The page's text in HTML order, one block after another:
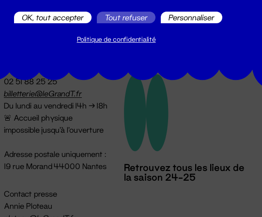
02 51 88 25 25
billetterie@leGrandT.fr
Du lundi au vendredi 14h → 18h
🚨 Accueil physique
impossible jusqu'à l'ouverture
Adresse postale uniquement :
19 rue Morand 44000 Nantes
Contact presse
Annie Ploteau
Retrouvez tous les lieux de
la saison 24-25
OK, tout accepter Tout refuser Personnaliser
Politique de confidentialité